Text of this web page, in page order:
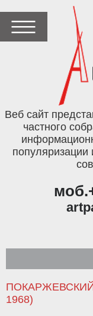
Веб сайт
частного
популяризации
1968)